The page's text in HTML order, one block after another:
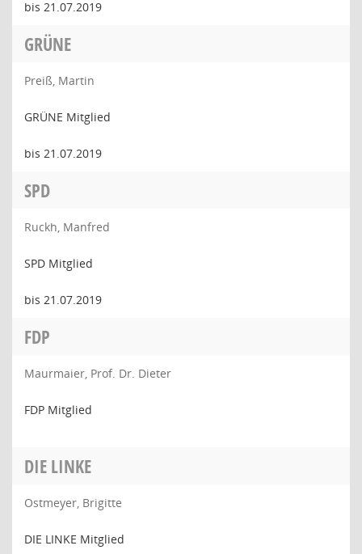
bis 21.07.2019
GRÜNE
Preiß, Martin
GRÜNE Mitglied
bis 21.07.2019
SPD
Ruckh, Manfred
SPD Mitglied
bis 21.07.2019
FDP
Maurmaier, Prof. Dr. Dieter
FDP Mitglied
DIE LINKE
Ostmeyer, Brigitte
DIE LINKE Mitglied